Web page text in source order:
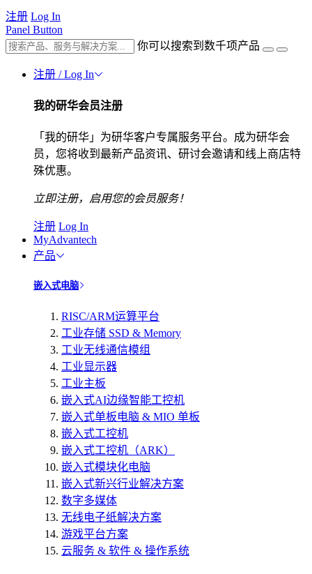
注册 Log In
Panel Button
你可以搜索到数千项产品
注册 / Log In
我的研华会员注册
「我的研华」为研华客户专属服务平台。成为研华会
员，您将收到最新产品资讯、研讨会邀请和线上商店特
殊优惠。
立即注册，启用您的会员服务！
注册 Log In
MyAdvantech
产品
嵌入式电脑
RISC/ARM运算平台
工业存储 SSD & Memory
工业无线通信模组
工业显示器
工业主板
嵌入式AI边缘智能工控机
嵌入式单板电脑 & MIO 单板
嵌入式工控机
嵌入式工控机（ARK）
嵌入式模块化电脑
嵌入式新兴行业解决方案
数字多媒体
无线电子纸解决方案
游戏平台方案
云服务 & 软件 & 操作系统